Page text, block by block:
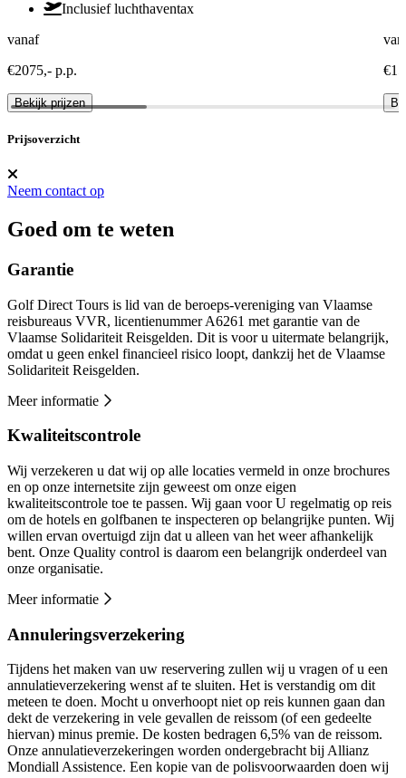
Inclusief luchthaventax
vanaf
€2075,- p.p.
Bekijk prijzen
Prijsoverzicht
Neem contact op
Goed om te weten
Garantie
Golf Direct Tours is lid van de beroeps-vereniging van Vlaamse
reisbureaus VVR, licentienummer A6261 met garantie van de
Vlaamse Solidariteit Reisgelden. Dit is voor u uitermate belangrijk,
omdat u geen enkel financieel risico loopt, dankzij het de Vlaamse
Solidariteit Reisgelden.
Meer informatie
Kwaliteitscontrole
Wij verzekeren u dat wij op alle locaties vermeld in onze brochures
en op onze internetsite zijn geweest om onze eigen
kwaliteitscontrole toe te passen. Wij gaan voor U regelmatig op reis
om de hotels en golfbanen te inspecteren op belangrijke punten. Wij
willen ervan overtuigd zijn dat u alleen van het weer afhankelijk
bent. Onze Quality control is daarom een belangrijk onderdeel van
onze organisatie.
Meer informatie
Annuleringsverzekering
Tijdens het maken van uw reservering zullen wij u vragen of u een
annulatieverzekering wenst af te sluiten. Het is verstandig om dit
meteen te doen. Mocht u onverhoopt niet op reis kunnen gaan dan
dekt de verzekering in vele gevallen de reissom (of een gedeelte
hiervan) minus premie. De kosten bedragen 6,5% van de reissom.
Onze annulatieverzekeringen worden ondergebracht bij Allianz
Mondiall Assistence. Een kopie van de polisvoorwaarden doen wij